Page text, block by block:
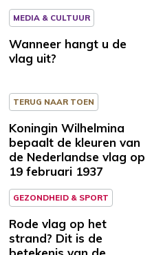
MEDIA & CULTUUR
Wanneer hangt u de
vlag uit?
TERUG NAAR TOEN
Koningin Wilhelmina
bepaalt de kleuren van
de Nederlandse vlag op
19 februari 1937
GEZONDHEID & SPORT
Rode vlag op het
strand? Dit is de